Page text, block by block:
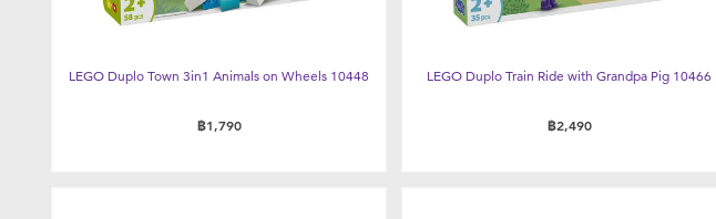
LEGO Duplo Town 3in1 Animals on Wheels 10448
฿1,790
LEGO Duplo Train Ride with Grandpa Pig 10466
฿2,490